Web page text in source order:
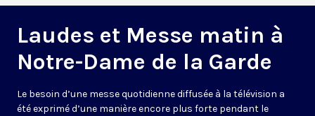
Laudes et Messe matin à
Notre-Dame de la Garde
Le besoin d’une messe quotidienne diffusée à la télévision a
été exprimé d’une manière encore plus forte pendant le